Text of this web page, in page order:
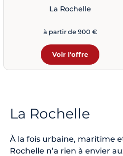
La Rochelle
à partir de 900 €
Voir l'offre
La Rochelle
À la fois urbaine, maritime
Rochelle n’a rien à envier